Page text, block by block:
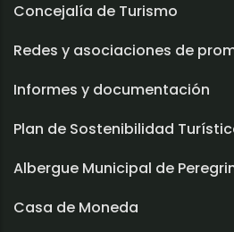
Concejalía de Turismo
Redes y asociaciones de
Informes y documentación
Plan de Sostenibilidad
Albergue Municipal de
Casa de Moneda